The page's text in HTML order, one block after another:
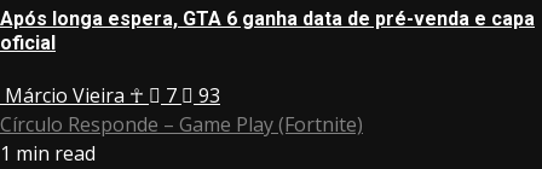
Após longa espera, GTA 6 ganha data de pré-venda e capa
oficial
Márcio Vieira ☥ 7
93
Círculo Responde – Game Play (Fortnite)
1 min read